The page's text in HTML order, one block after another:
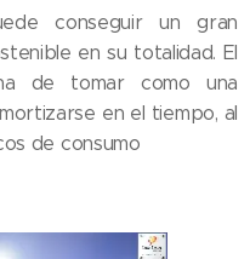
conseguir un gran
en su totalidad. El
de tomar como una
en el tiempo, al
de consumo